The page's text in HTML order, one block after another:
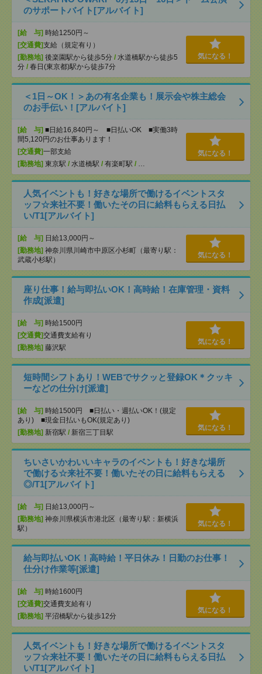
のサポートバイト[アルバイト]
[給 与] 時給1250円～
[交通費]支給（規定有り）
[勤務地] 後楽園駅から徒歩5分 / 水道橋駅から徒歩5
分 / 春日(東京都)駅から徒歩7分
気になる！
＜1日～OK！＞あの有名企業も！展示会や株主総会
のお手伝い！[アルバイト]
[給 与] ■日給16,840円～ ■日払いOK ■実働3時
間5,120円のお仕事あります！
[交通費]一部支給
[勤務地] 東京駅 / 水道橋駅 / 有楽町駅 / …
気になる！
人気イベントも！好きな場所で働けるイベントスタ
ッフ☆来社不要！働いたその日に給料もらえる日払
い/T1[アルバイト]
[給 与] 日給13,000円～
[勤務地] 神奈川県川崎市中原区小杉町（最寄り駅：
武蔵小杉駅）
気になる！
座り仕事！給与即払いOK！高時給！在庫管理・資料
作成[派遣]
[給 与] 時給1500円
[交通費]交通費支給有り
[勤務地] 藤沢駅
気になる！
短時間シフトあり！WEBでサクッと登録OK＊クッキ
ーなどの仕分け[派遣]
[給 与] 時給1500円 ■日払い・週払いOK！(規定
あり) ■現金日払いもOK(規定あり)
[勤務地] 新宿駅 / 新宿三丁目駅
気になる！
ちいさいかわいいキャラのイベントも！好きな場所
で働ける☆来社不要！働いたその日に給料もらえる
◎/T1[アルバイト]
[給 与] 日給13,000円～
[勤務地] 神奈川県横浜市港北区（最寄り駅：新横浜
駅）
気になる！
給与即払いOK！高時給！平日休み！日勤のお仕事！
仕分け作業等[派遣]
[給 与] 時給1600円
[交通費]交通費支給有り
[勤務地] 平沼橋駅から徒歩12分
気になる！
人気イベントも！好きな場所で働けるイベントスタ
ッフ☆来社不要！働いたその日に給料もらえる日払
い/T1[アルバイト]